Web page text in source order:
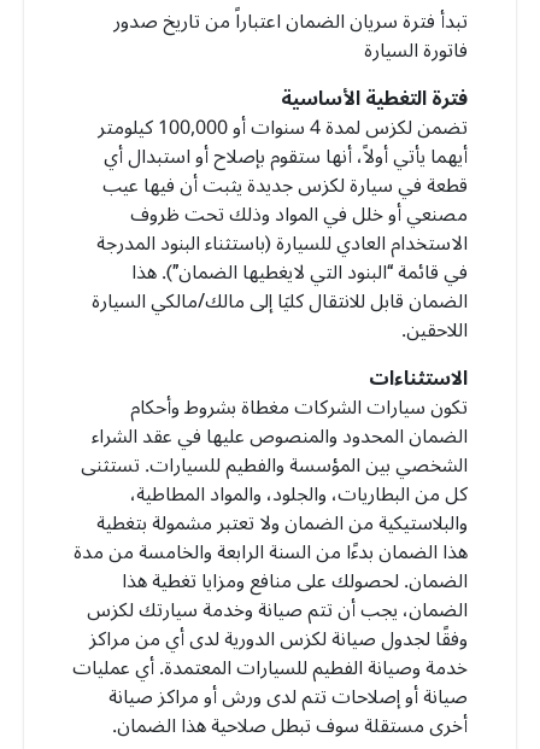
تبدأ فترة سريان الضمان اعتباراً من تاريخ صدور
فاتورة السيارة
فترة التغطية الأساسية
تضمن لكزس لمدة 4 سنوات أو 100,000 كيلومتر
أيهما يأتي أولاً، أنها ستقوم بإصلاح أو استبدال أي
قطعة في سيارة لكزس جديدة يثبت أن فيها عيب
مصنعي أو خلل في المواد وذلك تحت ظروف
الاستخدام العادي للسيارة (باستثناء البنود المدرجة
في قائمة “البنود التي لايغطيها الضمان”). هذا
الضمان قابل للانتقال كليَا إلى مالك/مالكي السيارة
اللاحقين.
الاستثناءات
تكون سيارات الشركات مغطاة بشروط وأحكام
الضمان المحدود والمنصوص عليها في عقد الشراء
الشخصي بين المؤسسة والفطيم للسيارات. تستثنى
كل من البطاريات، والجلود، والمواد المطاطية،
والبلاستيكية من الضمان ولا تعتبر مشمولة بتغطية
هذا الضمان بدءًا من السنة الرابعة والخامسة من مدة
الضمان. لحصولك على منافع ومزايا تغطية هذا
الضمان، يجب أن تتم صيانة وخدمة سيارتك لكزس
وفقًا لجدول صيانة لكزس الدورية لدى أي من مراكز
خدمة وصيانة الفطيم للسيارات المعتمدة. أي عمليات
صيانة أو إصلاحات تتم لدى ورش أو مراكز صيانة
أخرى مستقلة سوف تبطل صلاحية هذا الضمان.